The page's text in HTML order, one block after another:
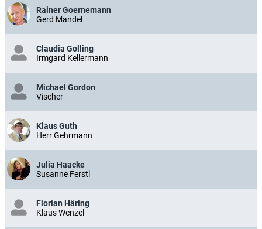
Rainer Goernemann
Gerd Mandel
Claudia Golling
Irmgard Kellermann
Michael Gordon
Vischer
Klaus Guth
Herr Gehrmann
Julia Haacke
Susanne Ferstl
Florian Häring
Klaus Wenzel